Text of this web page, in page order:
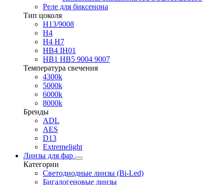
Реле для биксенона
Тип цоколя
H13/9008
H4
H4 H7
HB4 IH01
HB1 HB5 9004 9007
Температура свечения
4300k
5000k
6000k
8000k
Бренды
ADL
AES
D13
Extremelight
Линзы для фар
Категории
Светодиодные линзы (Bi-Led)
Бигалогеновые линзы